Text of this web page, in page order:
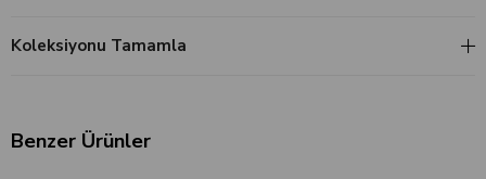
Koleksiyonu Tamamla
Benzer Ürünler